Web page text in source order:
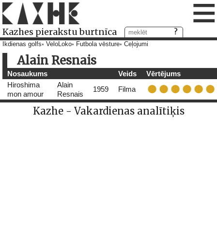
Kazhes pierakstu burtnīca ≡
Ikdienas golfs VeloLoko Futbola vēsture Ceļojumi
Alain Resnais
Nosaukums Veids
Vērtējums
Hiroshima
mon amour
Alain
Resnais
1959 Filma
Kazhe - Vakardienas analītiķis